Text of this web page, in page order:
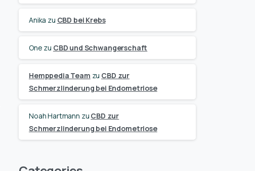
Anika zu CBD bei Krebs
One zu CBD und Schwangerschaft
Hemppedia Team zu CBD zur
Schmerzlinderung bei Endometriose
Noah Hartmann zu CBD zur
Schmerzlinderung bei Endometriose